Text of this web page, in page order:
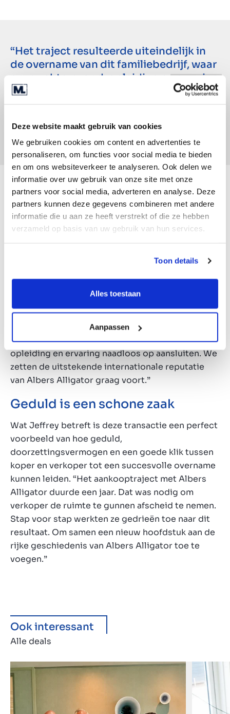
Deze website maakt gebruik van cookies
We gebruiken cookies om content en advertenties te
personaliseren, om functies voor social media te bieden
en om ons websiteverkeer te analyseren. Ook delen we
informatie over uw gebruik van onze site met onze
partners voor social media, adverteren en analyse. Deze
partners kunnen deze gegevens combineren met andere
informatie die u aan ze heeft verstrekt of die ze hebben
verzameld op basis van uw gebruik van hun services.
Toon details
Alles toestaan
Aanpassen
“Het traject resulteerde uiteindelijk in
de overname van dit familiebedrijf, waar
onze achtergrond, opleiding en ervaring
naadloos op aansluiten.”
Veel gesprekken
Michael en Lennard kijken met een goed gevoel
terug op het complete traject: “We kennen
vaker met hem over onze ambities. Toen voor ons
ons betreft alleen met de hulp van Jeffrey en
Marktlink”, zegt Lennard. Michael vult aan: “Het
traject resulteerde uiteindelijk in de overname
van dit familiebedrijf, waar onze achtergrond,
opleiding en ervaring naadloos op aansluiten. We
zetten de uitstekende internationale reputatie
van Albers Alligator graag voort.”
Geduld is een schone zaak
Wat Jeffrey betreft is deze transactie een perfect
voorbeeld van hoe geduld,
doorzettingsvermogen en een goede klik tussen
koper en verkoper tot een succesvolle overname
kunnen leiden. “Het aankooptraject met Albers
Alligator duurde een jaar. Dat was nodig om
verkoper de ruimte te gunnen afscheid te nemen.
Stap voor stap werkten ze gedrieën toe naar dit
resultaat. Om samen een nieuw hoofdstuk aan de
rijke geschiedenis van Albers Alligator toe te
voegen.”
Ook interessant
Alle deals